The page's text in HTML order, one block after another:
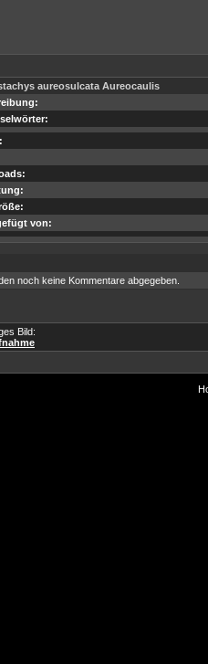
aureosulcata Aureocaulis
von:
noch keine Kommentare abgegeben.
Bild: